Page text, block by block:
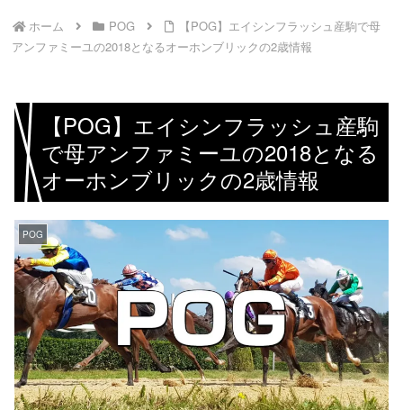
ホーム POG
【POG】エイシンフラッシュ産駒で母
アンファミーユの2018となるオーホンブリックの2歳情報
【POG】エイシンフラッシュ産駒
で母アンファミーユの2018となる
オーホンブリックの2歳情報
POG